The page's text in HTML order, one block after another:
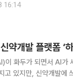
보양식으로 떠올리지
16:14
약개발 플랫폼 ‘
이 화두가 되면서 AI가
고 있지만, 신약개발에